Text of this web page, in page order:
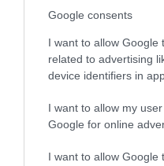
Google consents
I want to allow Google
related to advertising
device identifiers in
I want to allow my
Google for online
I want to allow Google